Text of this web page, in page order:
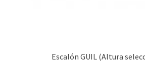
Escalón GUIL (Altura